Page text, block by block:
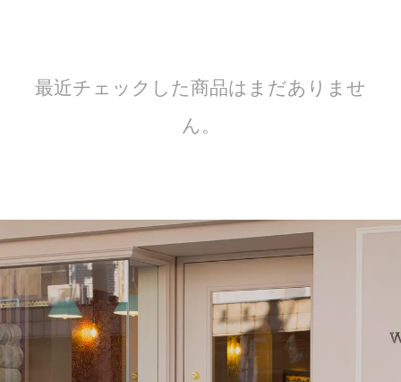
最近チェックした商品はまだありませ
ん。